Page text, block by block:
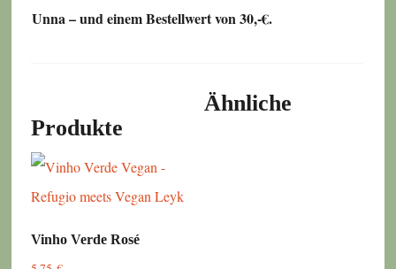
Unna – und einem Bestellwert von 30,-€.
Ähnliche
Produkte
Vinho Verde Rosé